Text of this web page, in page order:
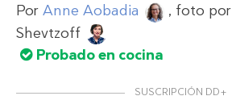
Por Anne Aobadia , foto por
Shevtzoff
Probado en cocina
SUSCRIPCIÓN DD+